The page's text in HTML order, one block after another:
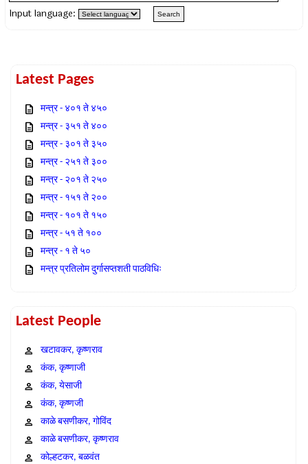
Input language:
Latest Pages
मन्त्र - ४०१ ते ४५०
मन्त्र - ३५१ ते ४००
मन्त्र - ३०१ ते ३५०
मन्त्र - २५१ ते ३००
मन्त्र - २०१ ते २५०
मन्त्र - १५१ ते २००
मन्त्र - १०१ ते १५०
मन्त्र - ५१ ते १००
मन्त्र - १ ते ५०
मन्त्र प्रतिलोम दुर्गासप्तशती पाठविधिः
Latest People
खटावकर, कृष्णराव
कंक, कृष्णाजी
कंक, येसाजी
कंक, कृष्णजी
काळे बसणीकर, गोविंद
काळे बसणीकर, कृष्णराव
कोल्हटकर, बळवंत